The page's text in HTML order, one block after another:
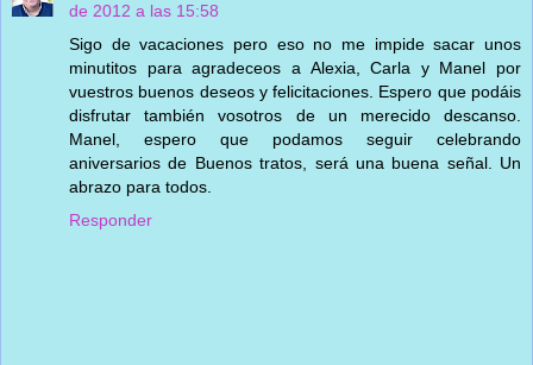
de 2012 a las 15:58
Sigo de vacaciones pero eso no me impide sacar unos
minutitos para agradeceos a Alexia, Carla y Manel por
vuestros buenos deseos y felicitaciones. Espero que podáis
disfrutar también vosotros de un merecido descanso.
Manel, espero que podamos seguir celebrando
aniversarios de Buenos tratos, será una buena señal. Un
abrazo para todos.
Responder